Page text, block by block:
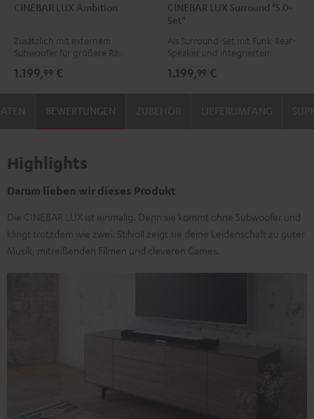
LUX
Schwarz
LUX
Schwarz
Weiß
CINEBAR LUX Ambition
Zusätzlich mit externem
Subwoofer für größere Räume
1.199,99 €
LUX
Surround
"5.0-
Schwarz
LUX
"5.0-
Weiß
CINEBAR LUX Surround "5.0-
Set"
Als Surround-Set mit Funk-Rear-
Speaker und integriertem
1.199,99 €
BEWERTUNGEN
Highlights
Darum lieben wir dieses Produkt
Die CINEBAR LUX ist einmalig. Denn sie kommt ohne Subwoofer und
klingt trotzdem wie zwei. Stilvoll zeigt sie deine Leidenschaft zu guter
Musik, mitreißenden Filmen und cleveren Games.